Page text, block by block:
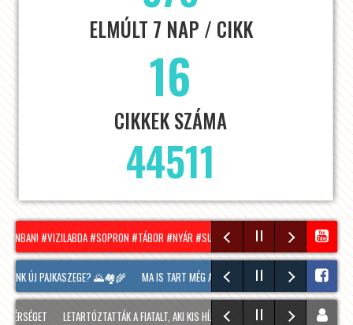
ELMÚLT 7 NAP / CIKK
16
CIKKEK SZÁMA
44511
#VIZILABDA #SOPRON #TÁBOR #NYÁR #SUMMER HÍRADÓ – 2026.08.05. –
ÚJ PAJKASZEGE? 🌄🏘️🌾 MA IS TART MÉG A SOPRONI BORÜNNEP, 20 ÓRAKOR A
LETARTÓZTATTÁK A FIATALT, AKI KIS HÍJÁN MEGÖLT EGY 28 ÉVES FÉRFIT